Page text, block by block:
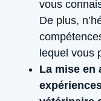
vous
De plus,
lequel vous
La mise en